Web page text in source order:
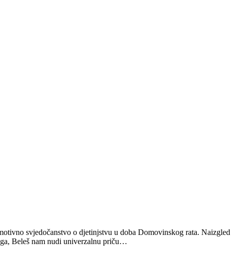
svjedočanstvo o djetinjstvu u doba Domovinskog rata. Naizgled
Beleš nam nudi univerzalnu priču…